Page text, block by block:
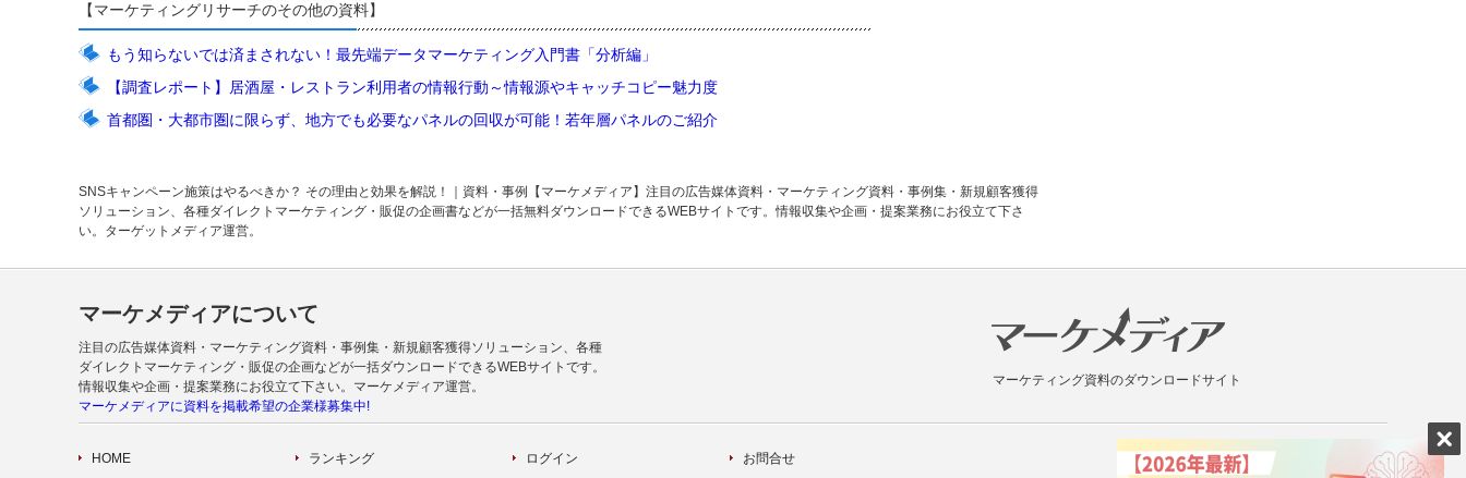
【マーケティングリサーチのその他の資料】
もう知らないでは済まされない！最先端データマーケティング入門書「分析編」
【調査レポート】居酒屋・レストラン利用者の情報行動～情報源やキャッチコピー魅力度
首都圏・大都市圏に限らず、地方でも必要なパネルの回収が可能！若年層パネルのご紹介
SNSキャンペーン施策はやるべきか？ その理由と効果を解説！｜資料・事例【マーケメディア】注目の広告媒体資料・マーケティング資料・事例集・新規顧客獲得
ソリューション、各種ダイレクトマーケティング・販促の企画書などが一括無料ダウンロードできるWEBサイトです。情報収集や企画・提案業務にお役立て下さ
い。ターゲットメディア運営。
マーケメディアについて
注目の広告媒体資料・マーケティング資料・事例集・新規顧客獲得ソリューション、各種
ダイレクトマーケティング・販促の企画などが一括ダウンロードできるWEBサイトです。
情報収集や企画・提案業務にお役立て下さい。マーケメディア運営。
マーケメディアに資料を掲載希望の企業様募集中!
マーケティング資料のダウンロードサイト
HOME ランキング ログイン お問合せ